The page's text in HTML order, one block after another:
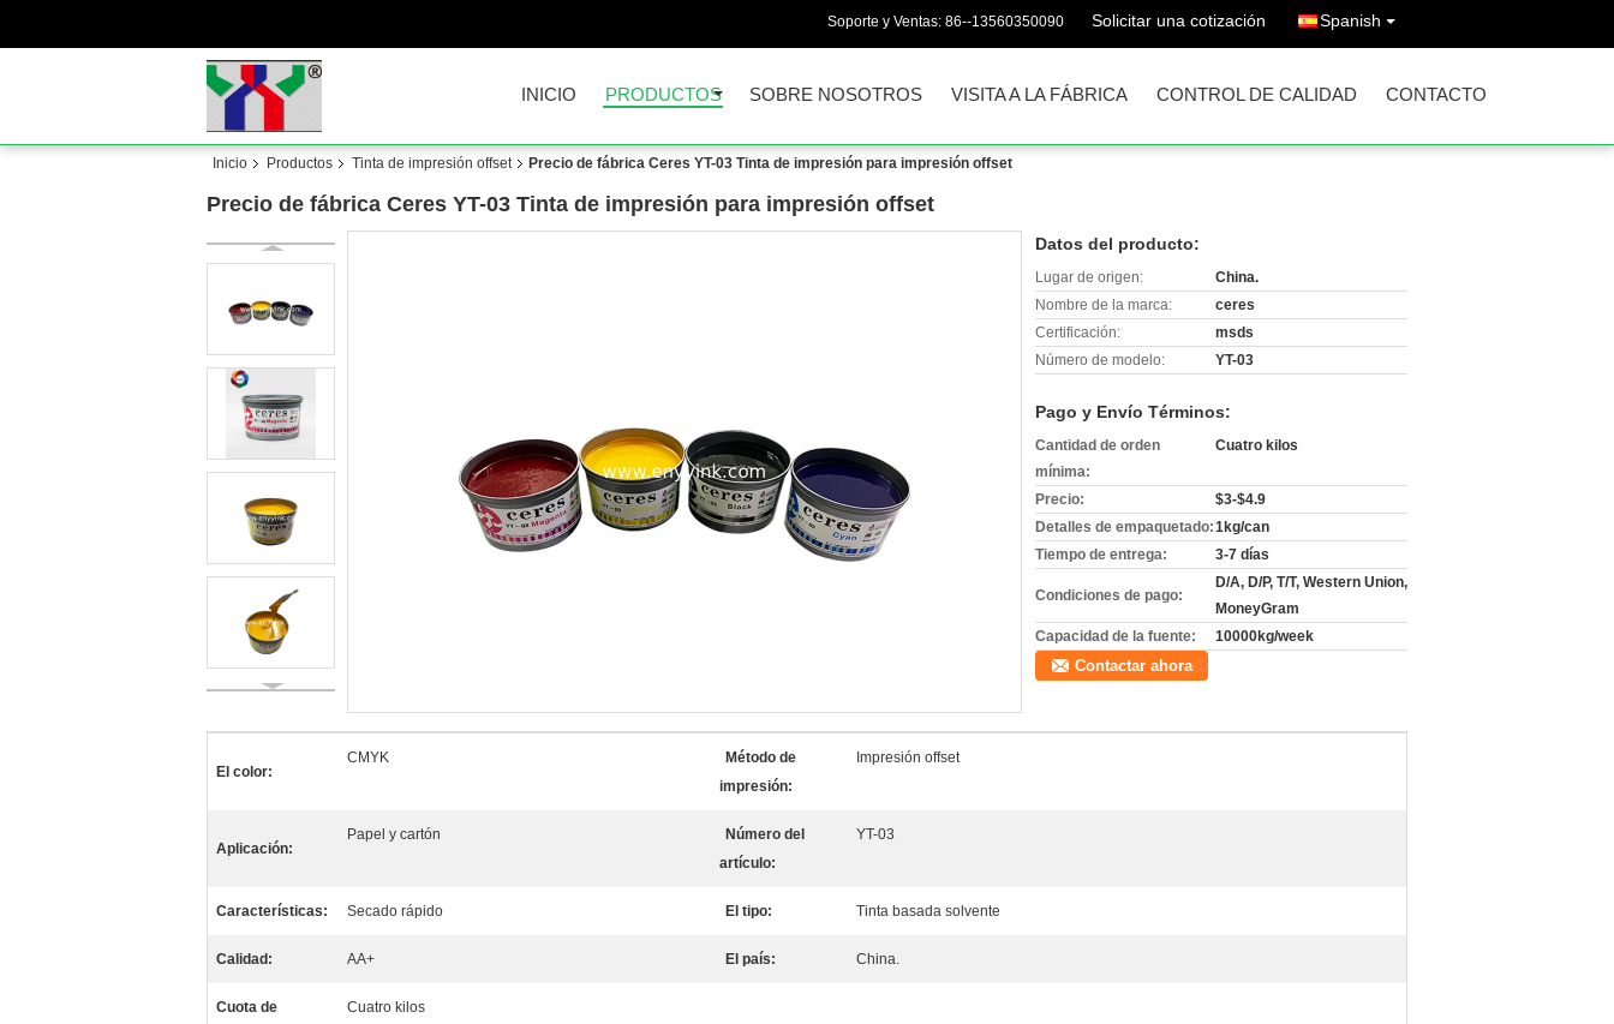
Soporte y Ventas: 86--13560350090 Solicitar una cotización Spanish
INICIO PRODUCTOS SOBRE NOSOTROS VISITA A LA FÁBRICA CONTROL DE CALIDAD CONTACTO
Inicio Productos Tinta de impresión offset Precio de fábrica Ceres YT-03 Tinta de impresión para impresión offset
Precio de fábrica Ceres YT-03 Tinta de impresión para impresión offset
Datos del producto:
Lugar de origen:
China.
Nombre de la marca:
ceres
Certificación:
msds
Número de modelo:
YT-03
Pago y Envío Términos:
Cantidad de orden
mínima:
Cuatro kilos
Precio:
$3-$4.9
Detalles de empaquetado:1kg/can
Tiempo de entrega:
3-7 días
Condiciones de pago:
D/A, D/P, T/T, Western Union,
MoneyGram
Capacidad de la fuente:
10000kg/week
Contactar ahora
El color:
CMYK
Método de
impresión:
Impresión offset
Aplicación:
Papel y cartón
Número del
artículo:
YT-03
Características: Secado rápido El tipo: Tinta basada solvente
Calidad: AA+ El país: China.
Cuota de
Cuatro kilos